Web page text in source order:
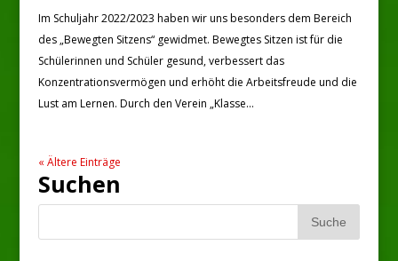
Im Schuljahr 2022/2023 haben wir uns besonders dem Bereich
des „Bewegten Sitzens“ gewidmet. Bewegtes Sitzen ist für die
Schülerinnen und Schüler gesund, verbessert das
Konzentrationsvermögen und erhöht die Arbeitsfreude und die
Lust am Lernen. Durch den Verein „Klasse...
« Ältere Einträge
Suchen